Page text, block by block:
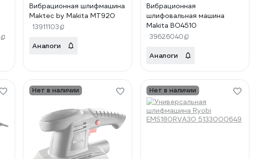
Вибрационная шлифмашина
Maktec by Makita MT920
13911103
Аналоги
Вибрационная
шлифовальная машина
Makita BO4510
39626040
Аналоги
Нет в наличии Нет в наличии